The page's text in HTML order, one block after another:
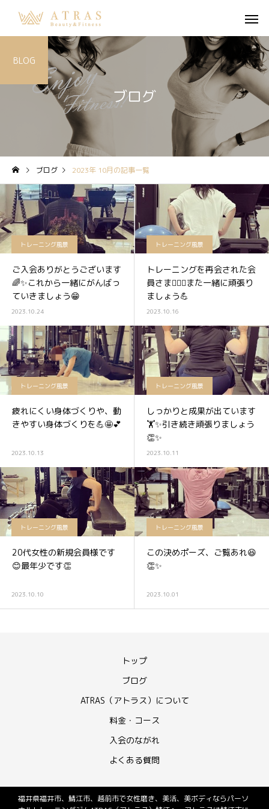
ブログ
BLOG
ブログ 2023年 10月の記事一覧
トレーニング風景
ご入会ありがとうございます
🌈✨これから一緒にがんばっ
ていきましょう😁
2023.10.24
トレーニング風景
トレーニングを再会された会
員さま🏋️‍♀️✨また一緒に頑張り
ましょう💪
2023.10.16
トレーニング風景
疲れにくい身体づくりや、動
きやすい身体づくりを💪🤩💕
2023.10.13
トレーニング風景
しっかりと成果が出ています
🏋️✨引き続き頑張りましょう
👏✨
2023.10.11
トレーニング風景
20代女性の新規会員様です
😊最年少です👏
2023.10.10
トレーニング風景
この決めポーズ、ご覧あれ😆
👏✨
2023.10.01
トップ
ブログ
ATRAS（アトラス）について
料金・コース
入会のながれ
よくある質問
福井県福井市、鯖江市、越前市で女性磨き、美活、美ボディならパーソ